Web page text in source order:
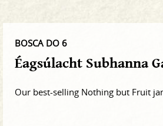
BOSCA DO 6
Éagsúlacht Subhanna
Our best-selling Nothing but Fruit